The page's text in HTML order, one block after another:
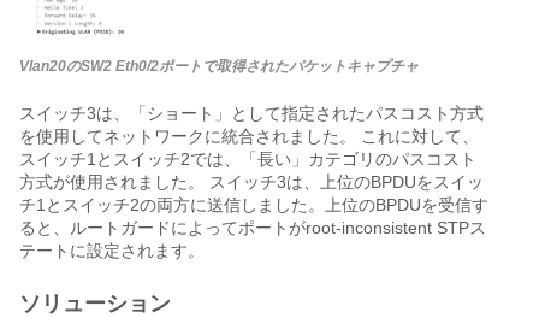
Vlan20のSW2 Eth0/2ポートで取得されたパケットキャプチャ
スイッチ3は、「ショート」として指定されたパスコスト方式
を使用してネットワークに統合されました。 これに対して、
スイッチ1とスイッチ2では、「長い」カテゴリのパスコスト
方式が使用されました。 スイッチ3は、上位のBPDUをスイッ
チ1とスイッチ2の両方に送信しました。上位のBPDUを受信す
ると、ルートガードによってポートがroot-inconsistent STPス
テートに設定されます。
ソリューション